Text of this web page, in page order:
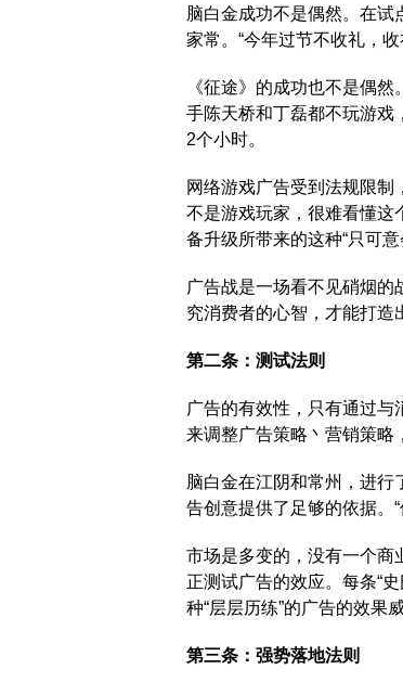
脑白金成功不是偶然。在试
家常。“今年过节不收礼，收
《征途》的成功也不是偶
手陈天桥和丁磊都不玩游戏
2个小时。
网络游戏广告受到法规限制
不是游戏玩家，很难看懂这
备升级所带来的这种“只可意
广告战是一场看不见硝烟
究消费者的心智，才能打造
第二条：测试法则
广告的有效性，只有通过
来调整广告策略丶营销策略
脑白金在江阴和常州，进行
告创意提供了足够的依据。
市场是多变的，没有一个商
正测试广告的效应。每条“
种“层层历练”的广告的效果
第三条：强势落地法则